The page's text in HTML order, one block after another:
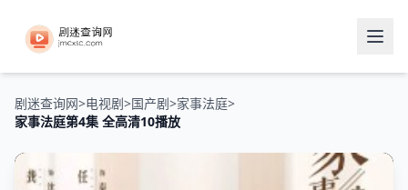
剧迷查询网>电视剧>国产剧>家事法庭>
家事法庭第4集 全高清10播放